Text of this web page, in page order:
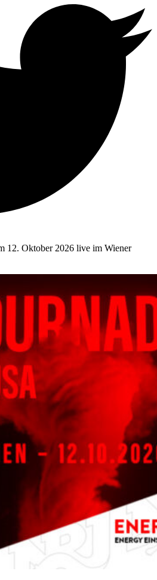
12. Oktober 2026 live im Wiener